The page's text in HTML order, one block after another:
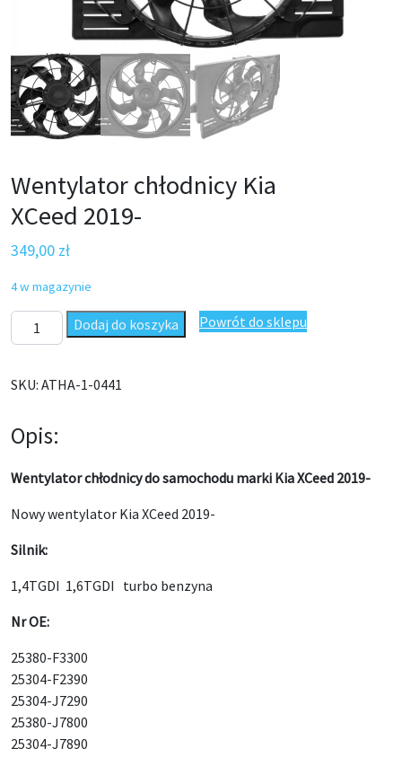
Wentylator chłodnicy Kia
XCeed 2019-
349,00 zł
4 w magazynie
ilość Wentylator chłodnicy Kia XCeed 2019-
Dodaj do koszyka Powrót do sklepu
SKU: ATHA-1-0441
Opis:
Wentylator chłodnicy do samochodu marki Kia XCeed 2019-
Nowy wentylator Kia XCeed 2019-
Silnik:
1,4TGDI 1,6TGDI turbo benzyna
Nr OE:
25380-F3300
25304-F2390
25304-J7290
25380-J7800
25304-J7890